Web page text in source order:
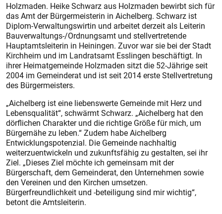
Holzmaden. Heike Schwarz aus Holzmaden bewirbt sich für
das Amt der Bürgermeisterin in Aichelberg. Schwarz ist
Diplom-Verwaltungswirtin und arbeitet derzeit als Leiterin
Bauverwaltungs-/Ordnungsamt und stellvertretende
Hauptamtsleiterin in Heiningen. Zuvor war sie bei der Stadt
Kirchheim und im Landratsamt Esslingen beschäftigt. In
ihrer Heimatgemeinde Holzmaden sitzt die 52-Jährige seit
2004 im Gemeinderat und ist seit 2014 erste Stellvertretung
des Bürgermeisters.
„Aichelberg ist eine liebenswerte Gemeinde mit Herz und
Lebensqualität“, schwärmt Schwarz. „Aichelberg hat den
dörflichen Charakter und die richtige Größe für mich, um
Bürgernähe zu leben.“ Zudem habe Aichelberg
Entwicklungspotenzial. Die Gemeinde nachhaltig
weiterzuentwickeln und zukunftsfähig zu gestalten, sei ihr
Ziel. „Dieses Ziel möchte ich gemeinsam mit der
Bürgerschaft, dem Gemeinderat, den Unternehmen sowie
den Vereinen und den Kirchen umsetzen.
Bürgerfreundlichkeit und -beteiligung sind mir wichtig“,
betont die Amtsleiterin.